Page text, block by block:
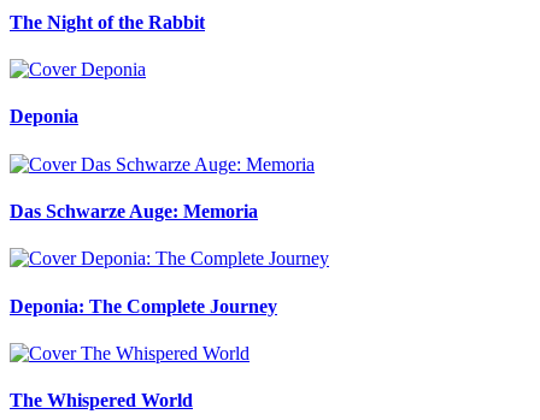
The Night of the Rabbit
Deponia
Das Schwarze Auge: Memoria
Deponia: The Complete Journey
The Whispered World